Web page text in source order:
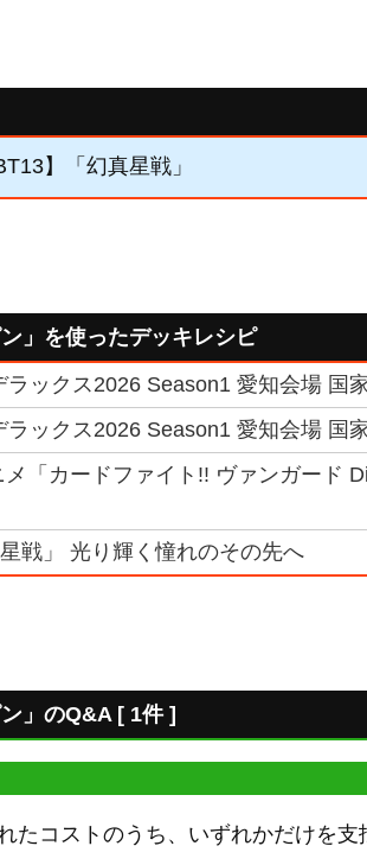
】「幻真星戦」
」を使ったデッキレシピ
ラックス2026 Season1 愛知会場 国
ラックス2026 Season1 愛知会場 国
メ「カードファイト!! ヴァンガード
星戦」 光り輝く憧れのその先へ
」のQ&A [ 1件 ]
コストのうち、いずれかだけを支